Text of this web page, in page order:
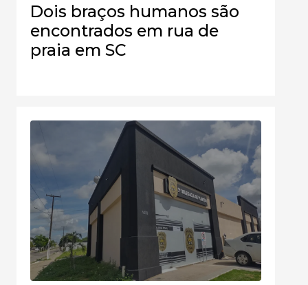
Dois braços humanos são
encontrados em rua de
praia em SC